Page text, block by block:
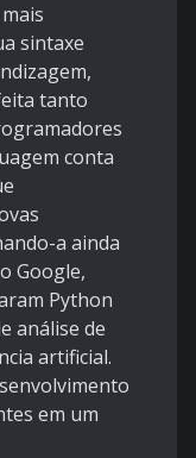
sintaxe
tanto
conta
a ainda
Google,
Python
análise de
artificial.
em um